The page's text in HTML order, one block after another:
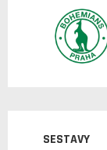
SESTAVY